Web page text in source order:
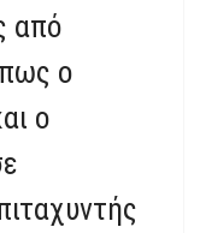
από
ο
ο